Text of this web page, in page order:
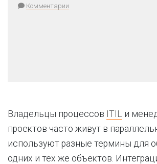
Комментарии
Владельцы процессов ITIL и
проектов часто живут в
используют разные термины для
одних и тех же объектов.